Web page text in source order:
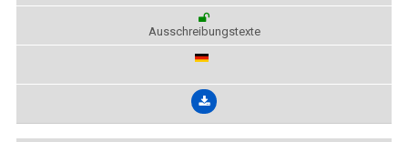
Ausschreibungstexte